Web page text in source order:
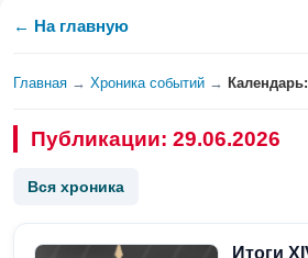
← На главную
Главная → Хроника событий →
Публикации: 29.06.2026
Вся хроника
Итоги